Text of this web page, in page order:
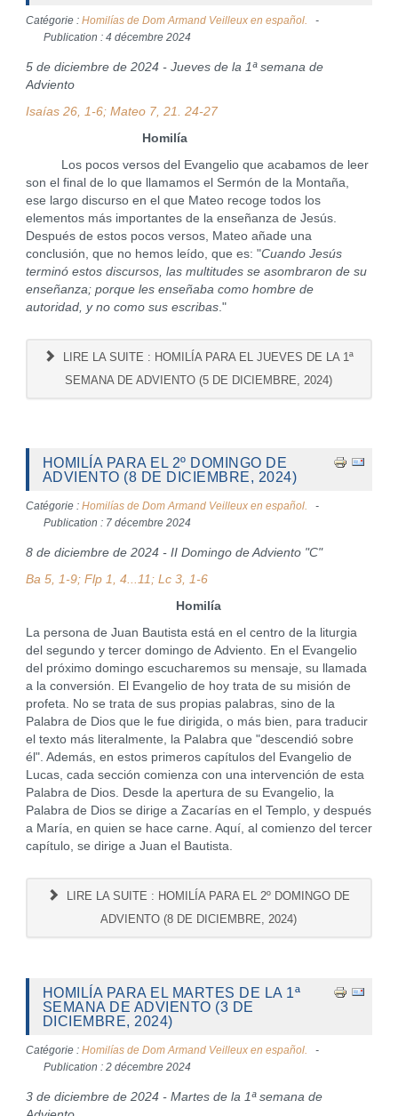
Catégorie : Homilías de Dom Armand Veilleux en español.
Publication : 4 décembre 2024
5 de diciembre de 2024 - Jueves de la 1ª semana de
Adviento
Isaías 26, 1-6; Mateo 7, 21. 24-27
Homilía
Los pocos versos del Evangelio que acabamos de leer
son el final de lo que llamamos el Sermón de la Montaña,
ese largo discurso en el que Mateo recoge todos los
elementos más importantes de la enseñanza de Jesús.
Después de estos pocos versos, Mateo añade una
conclusión, que no hemos leído, que es: "Cuando Jesús
terminó estos discursos, las multitudes se asombraron de su
enseñanza; porque les enseñaba como hombre de
autoridad, y no como sus escribas."
LIRE LA SUITE : HOMILÍA PARA EL JUEVES DE LA 1ª
SEMANA DE ADVIENTO (5 DE DICIEMBRE, 2024)
HOMILÍA PARA EL 2º DOMINGO DE
ADVIENTO (8 DE DICIEMBRE, 2024)
Catégorie : Homilías de Dom Armand Veilleux en español.
Publication : 7 décembre 2024
8 de diciembre de 2024 - II Domingo de Adviento "C"
Ba 5, 1-9; Flp 1, 4...11; Lc 3, 1-6
Homilía
La persona de Juan Bautista está en el centro de la liturgia
del segundo y tercer domingo de Adviento. En el Evangelio
del próximo domingo escucharemos su mensaje, su llamada
a la conversión. El Evangelio de hoy trata de su misión de
profeta. No se trata de sus propias palabras, sino de la
Palabra de Dios que le fue dirigida, o más bien, para traducir
el texto más literalmente, la Palabra que "descendió sobre
él". Además, en estos primeros capítulos del Evangelio de
Lucas, cada sección comienza con una intervención de esta
Palabra de Dios. Desde la apertura de su Evangelio, la
Palabra de Dios se dirige a Zacarías en el Templo, y después
a María, en quien se hace carne. Aquí, al comienzo del tercer
capítulo, se dirige a Juan el Bautista.
LIRE LA SUITE : HOMILÍA PARA EL 2º DOMINGO DE
ADVIENTO (8 DE DICIEMBRE, 2024)
HOMILÍA PARA EL MARTES DE LA 1ª
SEMANA DE ADVIENTO (3 DE
DICIEMBRE, 2024)
Catégorie : Homilías de Dom Armand Veilleux en español.
Publication : 2 décembre 2024
3 de diciembre de 2024 - Martes de la 1ª semana de